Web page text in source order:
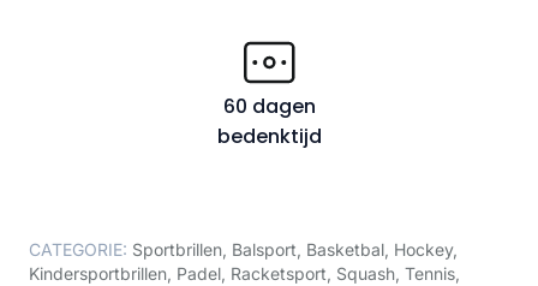
60 dagen
bedenktijd
CATEGORIE: Sportbrillen, Balsport, Basketbal, Hockey,
Kindersportbrillen, Padel, Racketsport, Squash, Tennis,